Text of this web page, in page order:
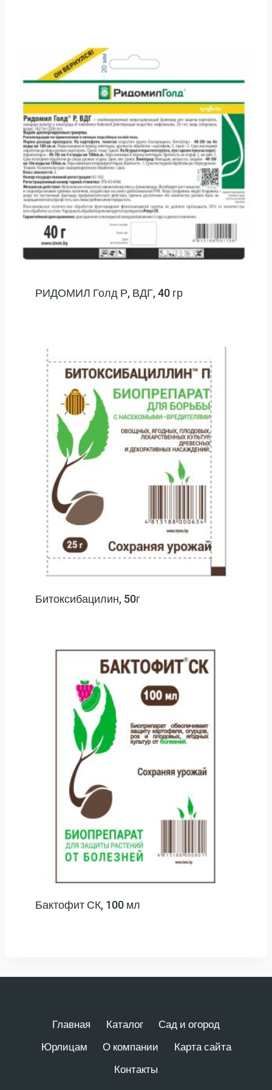
РИДОМИЛ Голд Р, ВДГ, 40 гр
Битоксибацилин, 50г
Бактофит СК, 100 мл
Главная Каталог
Сад и огород
Юрлицам
О компании
Карта сайта
Контакты